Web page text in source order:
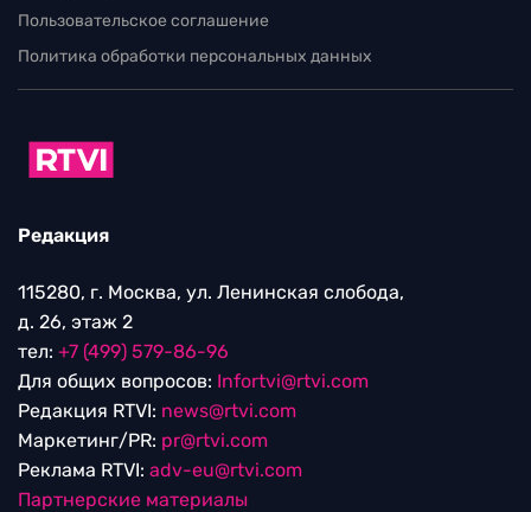
Пользовательское соглашение
Политика обработки персональных данных
Редакция
115280, г. Москва, ул. Ленинская слобода,
д. 26, этаж 2
тел: +7 (499) 579-86-96
Для общих вопросов: Infortvi@rtvi.com
Редакция RTVI: news@rtvi.com
Маркетинг/PR: pr@rtvi.com
Реклама RTVI: adv-eu@rtvi.com
Партнерские материалы